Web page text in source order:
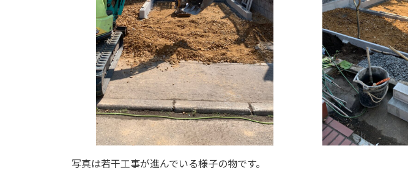
写真は若干工事が進んでいる様子の物です。